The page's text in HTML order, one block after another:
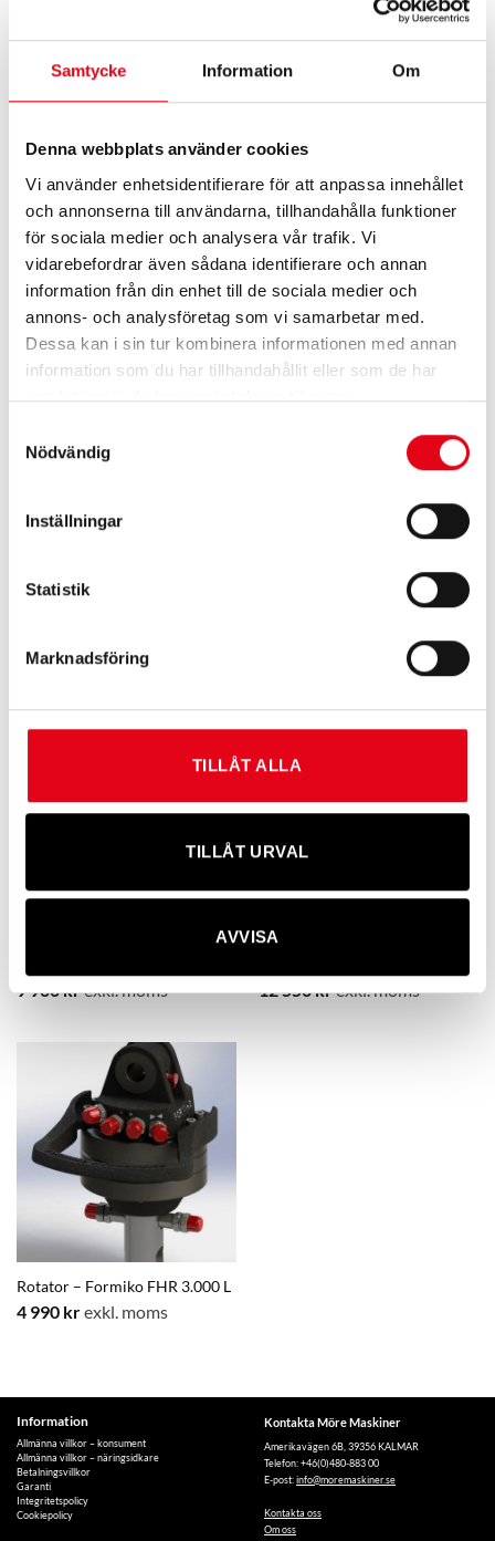
Samtycke Information Om
Denna webbplats använder cookies
Vi använder enhetsidentifierare för att anpassa innehållet
och annonserna till användarna, tillhandahålla funktioner
för sociala medier och analysera vår trafik. Vi
vidarebefordrar även sådana identifierare och annan
information från din enhet till de sociala medier och
annons- och analysföretag som vi samarbetar med.
Dessa kan i sin tur kombinera informationen med annan
information som du har tillhandahållit eller som de har
samlat in när du har använt deras tjänster.
Nödvändig
Inställningar
Statistik
Marknadsföring
TILLÅT ALLA
TILLÅT URVAL
AVVISA
exkl. moms
Baltrotor GR-30PF
7 500kr exkl. moms
Baltrotor GR-46
7 450krexkl. moms
9 600krexkl. moms exkl. moms
9 900krexkl. moms 12 550krexkl. moms
Rotator – Formiko FHR 3.000 L
4 990 krexkl. moms
Information
Allmänna villkor – konsument
Allmänna villkor – näringsidkare
Betalningsvillkor
Garanti
Integritetspolicy
Cookiepolicy
Kontakta Möre Maskiner
Amerikavägen 6B, 39356 KALMAR
Telefon: +46(0)480-883 00
E-post:info@moremaskiner.se
Kontakta oss
Om oss